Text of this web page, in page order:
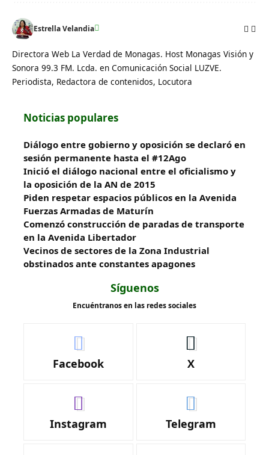
Estrella Velandia
Directora Web La Verdad de Monagas. Host Monagas Visión y
Sonora 99.3 FM. Lcda. en Comunicación Social LUZVE.
Periodista, Redactora de contenidos, Locutora
Noticias populares
Diálogo entre gobierno y oposición se declaró en
sesión permanente hasta el #12Ago
Inició el diálogo nacional entre el oficialismo y
la oposición de la AN de 2015
Piden respetar espacios públicos en la Avenida
Fuerzas Armadas de Maturín
​Comenzó construcción de paradas de transporte
en la Avenida Libertador
Vecinos de sectores de la Zona Industrial
obstinados ante constantes apagones
Síguenos
Encuéntranos en las redes sociales
Facebook X
Instagram Telegram